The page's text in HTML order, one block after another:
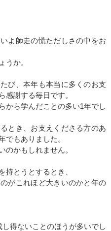
よ師走の慌ただしさの中をお
うか。
び、本年も本当に多くのお支
感謝する毎日です。
から学んだことの多い1年でし
とき、お支えくださる方のあ
でもありました。
のかもしれません。
持とうとするとき、
がこれほど大きいのかと年の
得ないことのほうが多いでし